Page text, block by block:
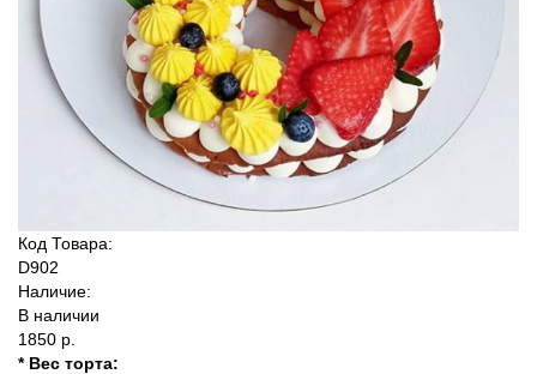
Код Товара:
D902
Наличие:
В наличии
1850 р.
* Вес торта: